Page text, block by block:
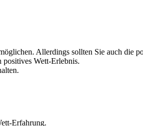
Allerdings sollten Sie auch die
Wett-Erlebnis.
Erfahrung.